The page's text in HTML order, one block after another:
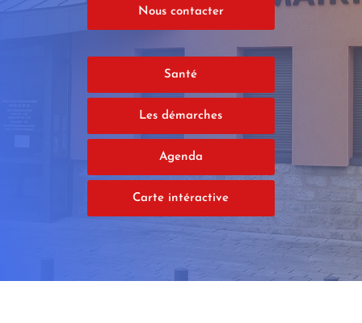
Nous contacter
Santé
Les démarches
Agenda
Carte intéractive